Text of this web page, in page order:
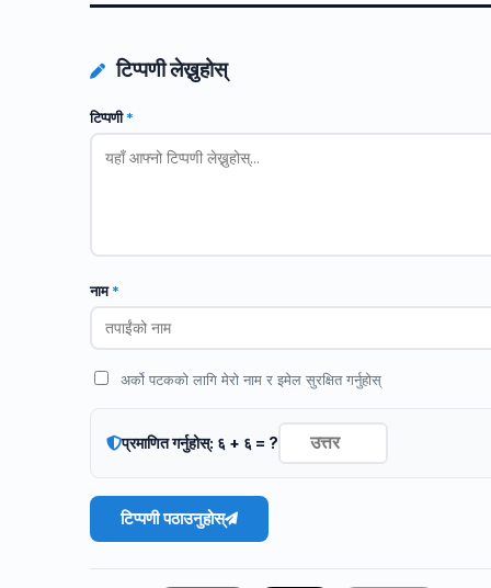
टिप्पणी लेख्नुहोस्
टिप्पणी*
नाम*
अर्को पटकको लागि मेरो नाम र इमेल सुरक्षित गर्नुहोस्
प्रमाणित गर्नुहोस्: ६ + ६ = ?
टिप्पणी पठाउनुहोस्